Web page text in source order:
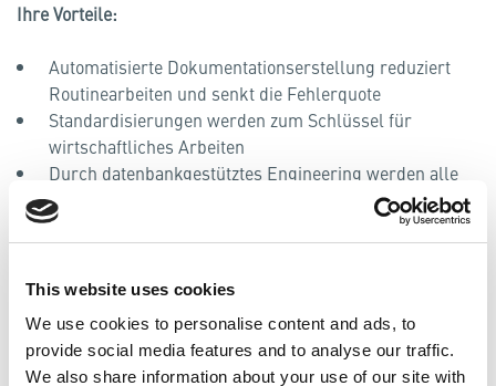
This website uses cookies
We use cookies to personalise content and ads, to
provide social media features and to analyse our traffic.
We also share information about your use of our site with
Ihre Vorteile:
Automatisierte Dokumentationserstellung reduziert
Routinearbeiten und senkt die Fehlerquote
Standardisierungen werden zum Schlüssel für
wirtschaftliches Arbeiten
Durch datenbankgestütztes Engineering werden alle
Fakultäten integriert. Dadurch sinkt der
Schnittstellenaufwand, die Durchlaufzeit wird reduziert
Standardisierung